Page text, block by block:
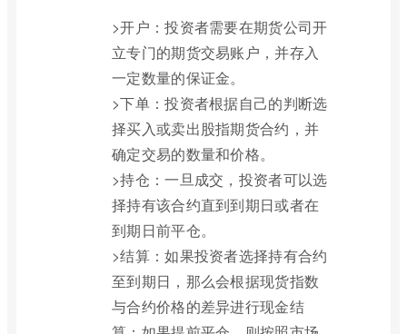
>开户：投资者需要在期货公司开
立专门的期货交易账户，并存入
一定数量的保证金。
>下单：投资者根据自己的判断选
择买入或卖出股指期货合约，并
确定交易的数量和价格。
>持仓：一旦成交，投资者可以选
择持有该合约直到到期日或者在
到期日前平仓。
>结算：如果投资者选择持有合约
至到期日，那么会根据现货指数
与合约价格的差异进行现金结